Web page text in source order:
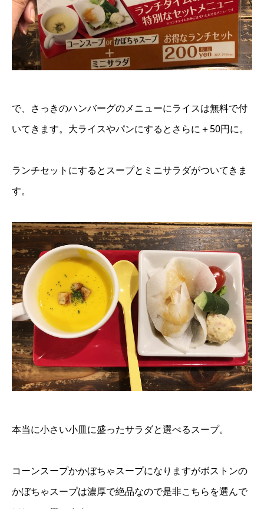
で、さっきのハンバーグのメニューにライスは無料で付
いてきます。大ライスやパンにするとさらに＋50円に。
ランチセットにするとスープとミニサラダがついてきま
す。
本当に小さい小皿に盛ったサラダと選べるスープ。
コーンスープかかぼちゃスープになりますがボストンの
かぼちゃスープは濃厚で絶品なので是非こちらを選んで